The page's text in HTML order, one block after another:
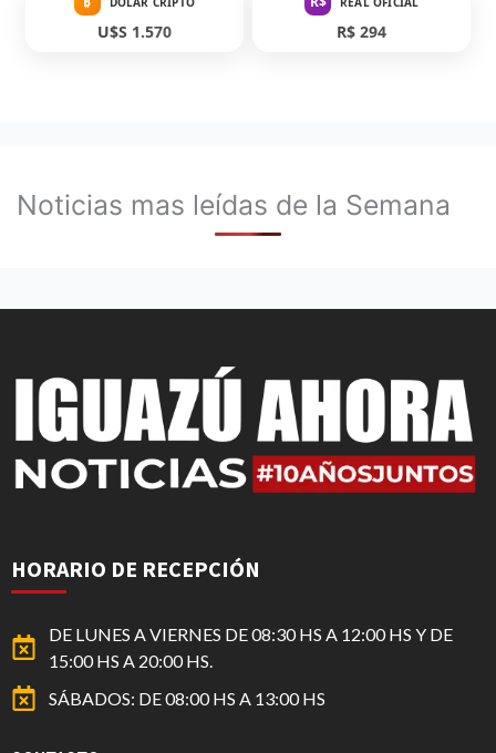
U$S 1.570 R$ 294
Noticias mas leídas de la Semana
HORARIO DE RECEPCIÓN
DE LUNES A VIERNES DE 08:30 HS A 12:00 HS Y DE
15:00 HS A 20:00 HS.
SÁBADOS: DE 08:00 HS A 13:00 HS